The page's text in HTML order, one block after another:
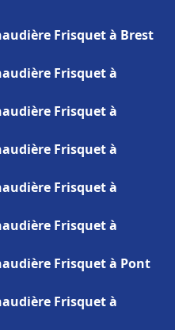
Frisquet à Brest
Frisquet à
Frisquet à
Frisquet à
Frisquet à
Frisquet à
Frisquet à Pont
Frisquet à